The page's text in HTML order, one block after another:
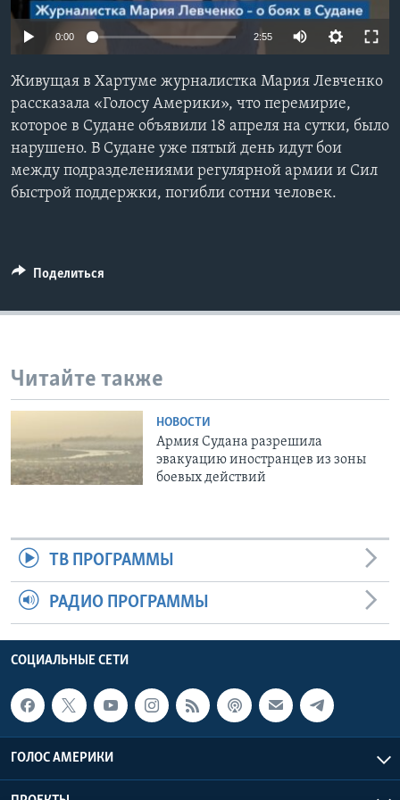
Learning English
СОЦИАЛЬНЫЕ СЕТИ
Языки
0:00 2:55
Живущая в Хартуме журналистка Мария Левченко
рассказала «Голосу Америки», что перемирие,
которое в Судане объявили 18 апреля на сутки, было
нарушено. В Судане уже пятый день идут бои
между подразделениями регулярной армии и Сил
быстрой поддержки, погибли сотни человек.
Поделиться
Читайте также
НОВОСТИ
Армия Судана разрешила
эвакуацию иностранцев из зоны
боевых действий
ТВ ПРОГРАММЫ
РАДИО ПРОГРАММЫ
СОЦИАЛЬНЫЕ СЕТИ
ГОЛОС АМЕРИКИ